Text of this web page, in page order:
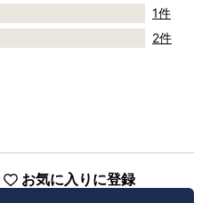
1件
2件
お気に入りに登録